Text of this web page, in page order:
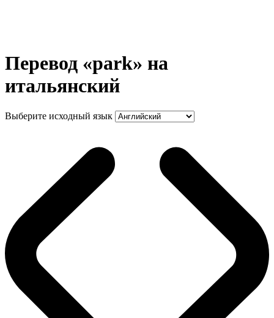
Перевод «park» на
итальянский
Выберите исходный язык